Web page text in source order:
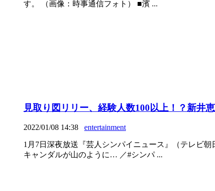
す。 （画像：時事通信フォト） ■濱 ...
見取り図リリー、経験人数100以上！？新
2022/01/08 14:38 entertainment
1月7日深夜放送『芸人シンパイニュース』（テレビ
キャンダルが山のように… ／#シンパ ...